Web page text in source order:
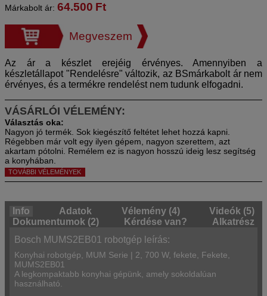
Márkabolt ár: 64.500 Ft
Megveszem
Az ár a készlet erejéig érvényes. Amennyiben a
készletállapot "Rendelésre" változik, az BSmárkabolt ár nem
érvényes, és a termékre rendelést nem tudunk elfogadni.
VÁSÁRLÓI VÉLEMÉNY:
Nagyon jó termék. Sok kiegészítő feltétet lehet hozzá kapni.
Régebben már volt egy ilyen gépem, nagyon szerettem, azt
akartam pótolni. Remélem ez is nagyon hosszú ideig lesz segítség
a konyhában.
TOVÁBBI VÉLEMÉNYEK
Info Adatok Vélemény (4)
Videók (5)
Dokumentumok (2)
Kérdése van?
Alkatrész
Bosch MUMS2EB01 robotgép leírás:
Konyhai robotgép, MUM Serie | 2, 700 W, fekete, Fekete,
MUMS2EB01
A legkompaktabb konyhai gépünk, amely sokoldalúan
használható.